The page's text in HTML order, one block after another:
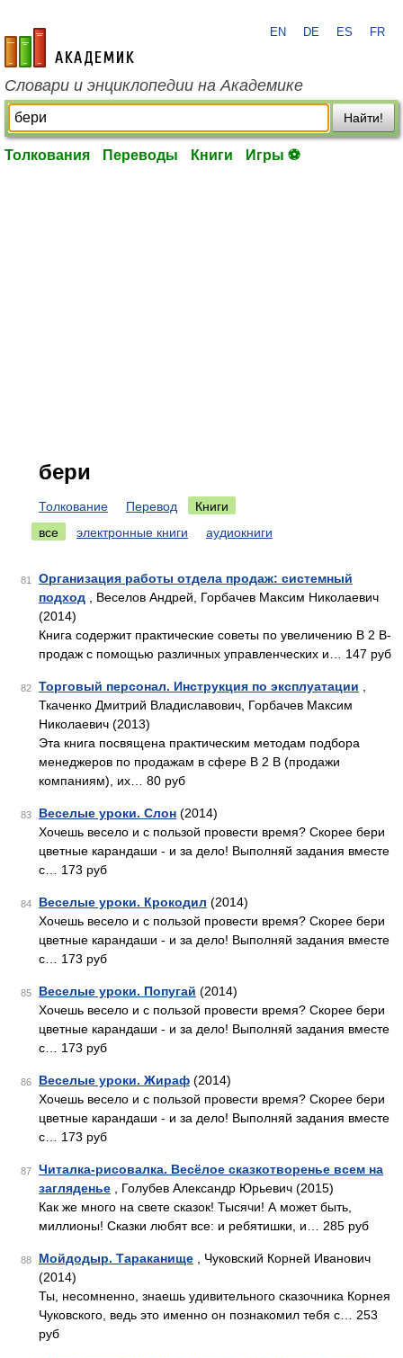
academic.ru
EN DE ES FR
Словари и энциклопедии на Академике
Найти!
Толкования Переводы Книги Игры ⚽
бери
Толкование Перевод
Книги
все
электронные книги аудиокниги
81
Организация работы отдела продаж: системный
подход , Веселов Андрей, Горбачев Максим Николаевич
(2014)
Книга содержит практические советы по увеличению В 2 В-
продаж с помощью различных управленческих и… 147 руб
82 Торговый персонал. Инструкция по эксплуатации
Ткаченко Дмитрий Владиславович, Горбачев Максим
Николаевич (2013)
Эта книга посвящена практическим методам подбора
менеджеров по продажам в сфере В 2 В (продажи
компаниям), их… 80 руб
83 Веселые уроки. Слон (2014)
Хочешь весело и с пользой провести время? Скорее бери
цветные карандаши - и за дело! Выполняй задания вместе
с… 173 руб
84 Веселые уроки. Крокодил (2014)
Хочешь весело и с пользой провести время? Скорее бери
цветные карандаши - и за дело! Выполняй задания вместе
с… 173 руб
85 Веселые уроки. Попугай (2014)
Хочешь весело и с пользой провести время? Скорее бери
цветные карандаши - и за дело! Выполняй задания вместе
с… 173 руб
86 Веселые уроки. Жираф (2014)
Хочешь весело и с пользой провести время? Скорее бери
цветные карандаши - и за дело! Выполняй задания вместе
с… 173 руб
87
Читалка-рисовалка. Весёлое сказкотворенье всем на
загляденье , Голубев Александр Юрьевич (2015)
Как же много на свете сказок! Тысячи! А может быть,
миллионы! Сказки любят все: и ребятишки, и… 285 руб
88 Мойдодыр. Тараканище , Чуковский Корней Иванович
(2014)
Ты, несомненно, знаешь удивительного сказочника Корнея
Чуковского, ведь это именно он познакомил тебя с… 253
руб